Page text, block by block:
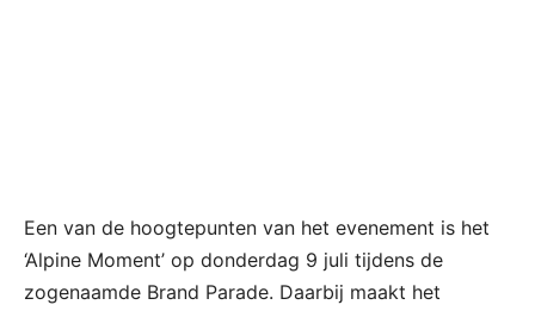
Een van de hoogtepunten van het evenement is het
‘Alpine Moment’ op donderdag 9 juli tijdens de
zogenaamde Brand Parade. Daarbij maakt het